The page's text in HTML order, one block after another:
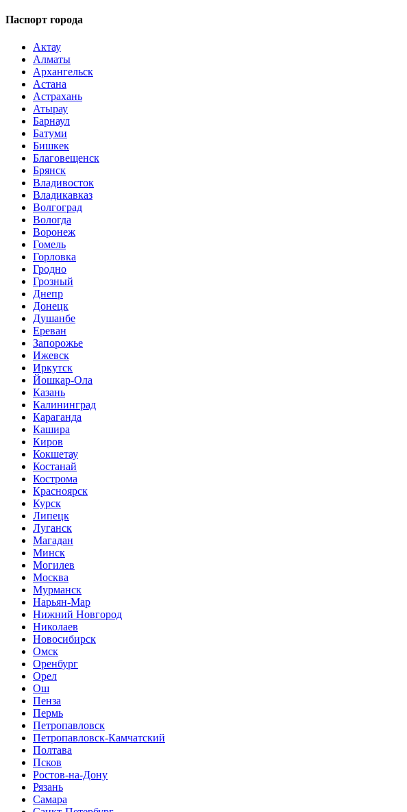
Паспорт города
Актау
Алматы
Архангельск
Астана
Астрахань
Атырау
Барнаул
Батуми
Бишкек
Благовещенск
Брянск
Владивосток
Владикавказ
Волгоград
Вологда
Воронеж
Гомель
Горловка
Гродно
Грозный
Днепр
Донецк
Душанбе
Ереван
Запорожье
Ижевск
Иркутск
Йошкар-Ола
Казань
Калининград
Караганда
Кашира
Киров
Кокшетау
Костанай
Кострома
Красноярск
Курск
Липецк
Луганск
Магадан
Минск
Могилев
Москва
Мурманск
Нарьян-Мар
Нижний Новгород
Николаев
Новосибирск
Омск
Оренбург
Орел
Ош
Пенза
Пермь
Петропавловск
Петропавловск-Камчатский
Полтава
Псков
Ростов-на-Дону
Рязань
Самара